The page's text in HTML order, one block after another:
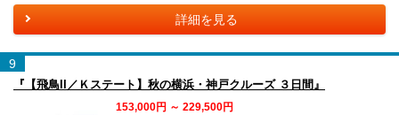
詳細を見る
9
『【飛鳥II／Ｋステート】秋の横浜・神戸クルーズ ３日間』
153,000円 ～ 229,500円